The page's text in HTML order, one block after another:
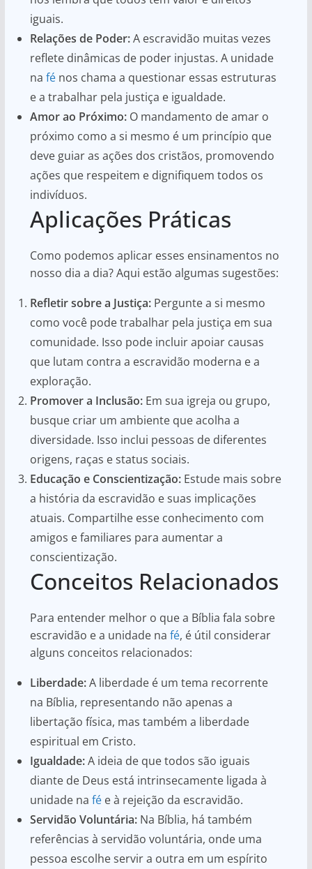
iguais.
Relações de Poder:A escravidão muitas vezes
reflete dinâmicas de poder injustas. A unidade
na fénos chama a questionar essas estruturas
e a trabalhar pela justiça e igualdade.
Amor ao Próximo:O mandamento de amar o
próximo como a si mesmo é um princípio que
deve guiar as ações dos cristãos, promovendo
ações que respeitem e dignifiquem todos os
indivíduos.
Aplicações Práticas
Como podemos aplicar esses ensinamentos no
nosso dia a dia? Aqui estão algumas sugestões:
Refletir sobre a Justiça:Pergunte a si mesmo
como você pode trabalhar pela justiça em sua
comunidade. Isso pode incluir apoiar causas
que lutam contra a escravidão moderna e a
exploração.
Promover a Inclusão:Em sua igreja ou grupo,
busque criar um ambiente que acolha a
diversidade. Isso inclui pessoas de diferentes
origens, raças e status sociais.
Educação e Conscientização:Estude mais sobre
a história da escravidão e suas implicações
atuais. Compartilhe esse conhecimento com
amigos e familiares para aumentar a
conscientização.
Conceitos Relacionados
Para entender melhor o que a Bíblia fala sobre
escravidão e a unidade na fé, é útil considerar
alguns conceitos relacionados:
Liberdade:A liberdade é um tema recorrente
na Bíblia, representando não apenas a
libertação física, mas também a liberdade
espiritual em Cristo.
Igualdade:A ideia de que todos são iguais
diante de Deus está intrinsecamente ligada à
unidade na fée à rejeição da escravidão.
Servidão Voluntária:Na Bíblia, há também
referências à servidão voluntária, onde uma
pessoa escolhe servir a outra em um espírito